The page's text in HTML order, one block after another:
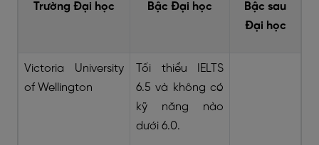
Trường Đại học Bậc Đại học
Bậc sau
Đại học
Victoria University
of Wellington
Tối thiểu IELTS
6.5 và không có
kỹ năng nào
dưới 6.0.